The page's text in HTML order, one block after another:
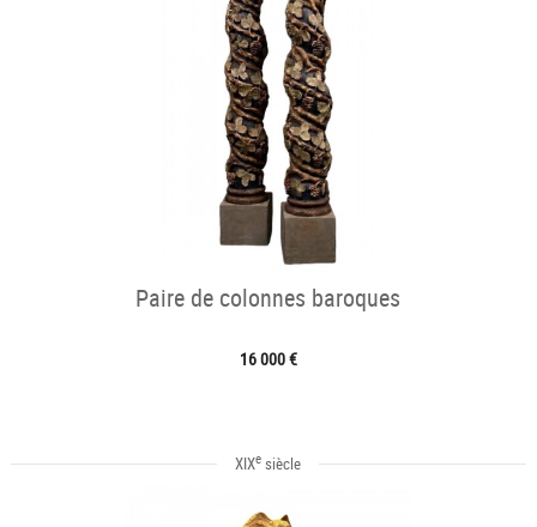
Paire de colonnes baroques
16 000 €
XIXe siècle